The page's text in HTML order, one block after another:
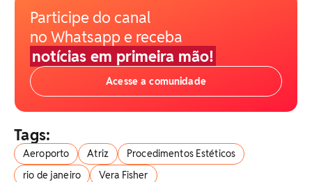
Participe do canal
no Whatsapp e receba
notícias em primeira mão!
Acesse a comunidade
Tags:
Aeroporto Atriz
Procedimentos Estéticos
rio de janeiro
Vera Fisher